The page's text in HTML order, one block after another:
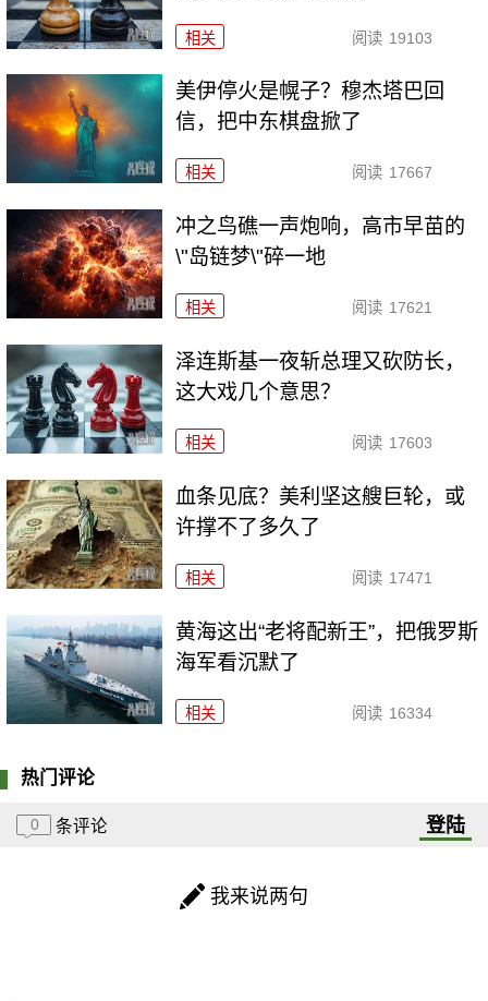
相关 阅读 19103
美伊停火是幌子？穆杰塔巴回
信，把中东棋盘掀了
相关 阅读 17667
冲之鸟礁一声炮响，高市早苗的
\"岛链梦\"碎一地
相关 阅读 17621
泽连斯基一夜斩总理又砍防长，
这大戏几个意思？
相关 阅读 17603
血条见底？美利坚这艘巨轮，或
许撑不了多久了
相关 阅读 17471
黄海这出“老将配新王”，把俄罗斯
海军看沉默了
相关 阅读 16334
热门评论
0 条评论 登陆
我来说两句